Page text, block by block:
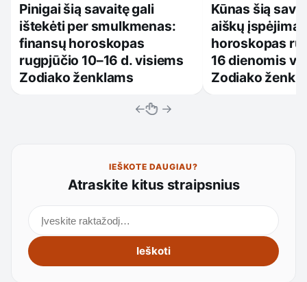
Pinigai šią savaitę gali
ištekėti per smulkmenas:
finansų horoskopas
rugpjūčio 10–16 d. visiems
Zodiako ženklams
Kūnas šią
aiškų
horoskopas
16 dienomis
Zodiako
← →
IEŠKOTE DAUGIAU?
Atraskite kitus straipsnius
Ieškoti